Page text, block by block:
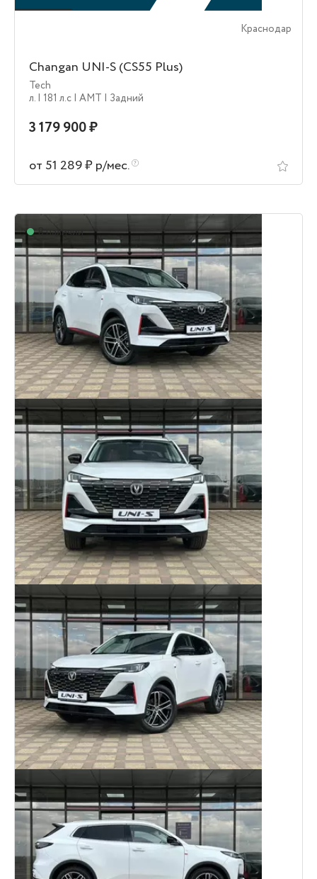
Краснодар
Changan UNI-S (CS55 Plus)
Tech
л. | 181 л.c | AMT | Задний
3 179 900 ₽
от 51 289 ₽ р/мес.
В наличии